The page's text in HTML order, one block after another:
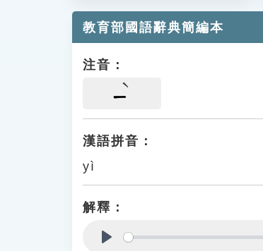
教育部國語辭典簡編本
注音：
ㄧ
漢語拼音：
yì
解釋：